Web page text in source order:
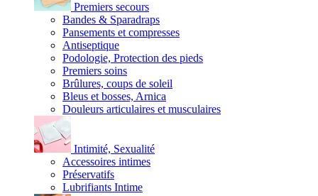
Premiers secours
Bandes & Sparadraps
Pansements et compresses
Antiseptique
Podologie, Protection des pieds
Premiers soins
Brûlures, coups de soleil
Bleus et bosses, Arnica
Douleurs articulaires et musculaires
Intimité, Sexualité
Accessoires intimes
Préservatifs
Lubrifiants Intime